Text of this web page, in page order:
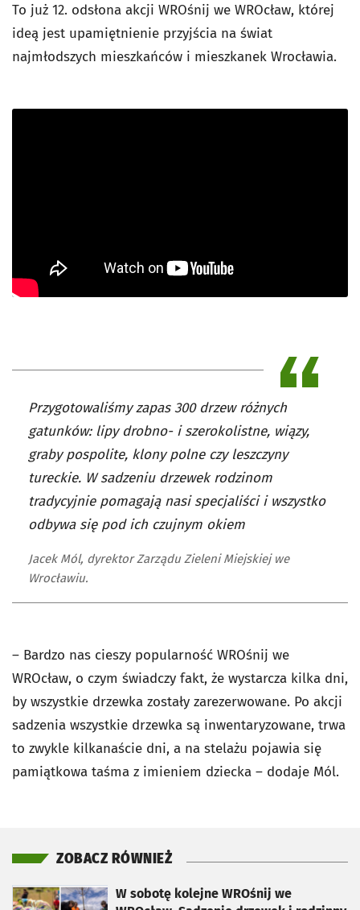
To już 12. odsłona akcji WROśnij we WROcław, której
ideą jest upamiętnienie przyjścia na świat
najmłodszych mieszkańców i mieszkanek Wrocławia.
Przygotowaliśmy zapas 300 drzew różnych
gatunków: lipy drobno- i szerokolistne, wiązy,
graby pospolite, klony polne czy leszczyny
tureckie. W sadzeniu drzewek rodzinom
tradycyjnie pomagają nasi specjaliści i wszystko
odbywa się pod ich czujnym okiem
Jacek Mól, dyrektor Zarządu Zieleni Miejskiej we
Wrocławiu.
– Bardzo nas cieszy popularność WROśnij we
WROcław, o czym świadczy fakt, że wystarcza kilka dni,
by wszystkie drzewka zostały zarezerwowane. Po akcji
sadzenia wszystkie drzewka są inwentaryzowane, trwa
to zwykle kilkanaście dni, a na stelażu pojawia się
pamiątkowa taśma z imieniem dziecka – dodaje Mól.
ZOBACZ RÓWNIEŻ
W sobotę kolejne WROśnij we
otworzy się w nowej karcie